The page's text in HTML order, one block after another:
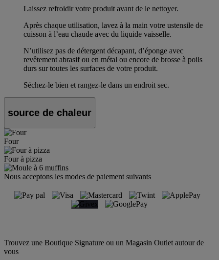
Laissez refroidir votre produit avant de le nettoyer.
Après chaque utilisation, lavez à la main votre ustensile de
cuisson à l’eau chaude avec du liquide vaisselle.
N’utilisez pas de détergent décapant, d’éponge avec
revêtement abrasif ou en métal ou encore de brosse à poils
durs sur toutes les surfaces de votre produit.
Séchez-le bien et rangez-le dans un endroit sec.
source de chaleur
Four
Four à pizza
Nous acceptons les modes de paiement suivants
Trouvez une Boutique Signature ou un Magasin Outlet autour de
vous